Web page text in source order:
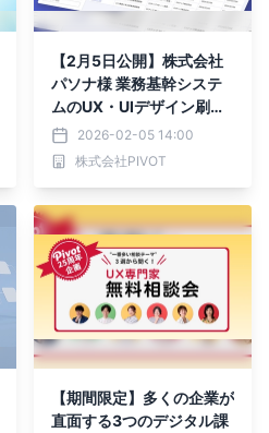
【2月5日公開】株式会社
パソナ様 業務基幹システ
ムのUX・UIデザイン刷新
「Da Vinci （ダヴィン
チ）」プロジェクト
2026-02-05 14:00
株式会社PIVOT
【期間限定】多くの企業が
直面する3つのデジタル課